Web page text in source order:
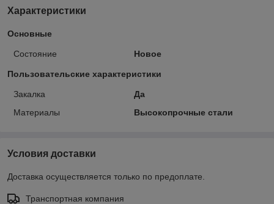
Характеристики
Основные
Состояние Новое
Пользовательские характеристики
Закалка
Да
Материалы
Высокопрочные стали
Условия доставки
Доставка осуществляется только по предоплате.
Транспортная компания